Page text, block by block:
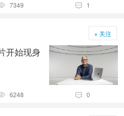
7349  1
+ 关注
开始现身
6248  0